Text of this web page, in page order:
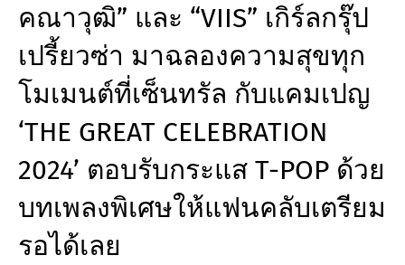
คณาวุฒิ” และ “VIIS” เกิร์ลกรุ๊ป
เปรี้ยวซ่า มาฉลองความสุขทุก
โมเมนต์ที่เซ็นทรัล กับแคมเปญ
‘THE GREAT CELEBRATION
2024’ ตอบรับกระแส T-POP ด้วย
บทเพลงพิเศษให้แฟนคลับเตรียม
รอได้เลย